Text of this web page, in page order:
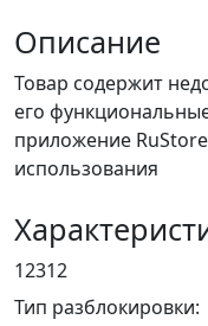
Описание
Товар содержит
его
приложение
использования
12312
Тип разблокировки: